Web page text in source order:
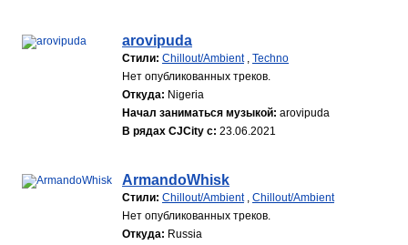
arovipuda
Стили: Chillout/Ambient, Techno
Нет опубликованных треков.
Откуда: Nigeria
Начал заниматься музыкой: arovipuda
В рядах CJCity с: 23.06.2021
ArmandoWhisk
Стили: Chillout/Ambient, Chillout/Ambient
Нет опубликованных треков.
Откуда: Russia